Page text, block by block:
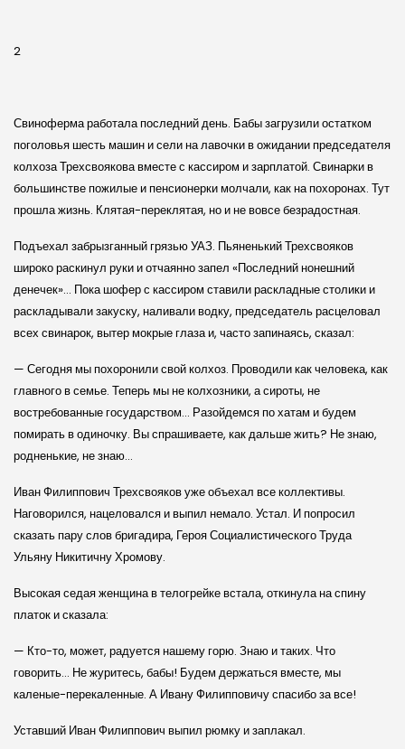
2
Свиноферма работала последний день. Бабы загрузили остатком
поголовья шесть машин и сели на лавочки в ожидании председателя
колхоза Трехсвоякова вместе с кассиром и зарплатой. Свинарки в
большинстве пожилые и пенсионерки молчали, как на похоронах. Тут
прошла жизнь. Клятая-переклятая, но и не вовсе безрадостная.
Подъехал забрызганный грязью УАЗ. Пьяненький Трехсвояков
широко раскинул руки и отчаянно запел «Последний нонешний
денечек»… Пока шофер с кассиром ставили раскладные столики и
раскладывали закуску, наливали водку, председатель расцеловал
всех свинарок, вытер мокрые глаза и, часто запинаясь, сказал:
— Сегодня мы похоронили свой колхоз. Проводили как человека, как
главного в семье. Теперь мы не колхозники, а сироты, не
востребованные государством… Разойдемся по хатам и будем
помирать в одиночку. Вы спрашиваете, как дальше жить? Не знаю,
родненькие, не знаю…
Иван Филиппович Трехсвояков уже объехал все коллективы.
Наговорился, нацеловался и выпил немало. Устал. И попросил
сказать пару слов бригадира, Героя Социалистического Труда
Ульяну Никитичну Хромову.
Высокая седая женщина в телогрейке встала, откинула на спину
платок и сказала:
— Кто-то, может, радуется нашему горю. Знаю и таких. Что
говорить… Не журитесь, бабы! Будем держаться вместе, мы
каленые-перекаленные. А Ивану Филипповичу спасибо за все!
Уставший Иван Филиппович выпил рюмку и заплакал.